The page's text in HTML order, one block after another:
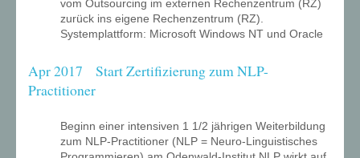
vom Outsourcing im externen Rechenzentrum (RZ)
zurück ins eigene Rechenzentrum (RZ).
Systemplattform: Microsoft Windows NT und Oracle
Apr 2017 Start Zertifizierung zum NLP-
Practitioner
Beginn einer intensiven 1 1/2 jährigen Weiterbildung
zum NLP-Practitioner (NLP = Neuro-Linguistisches